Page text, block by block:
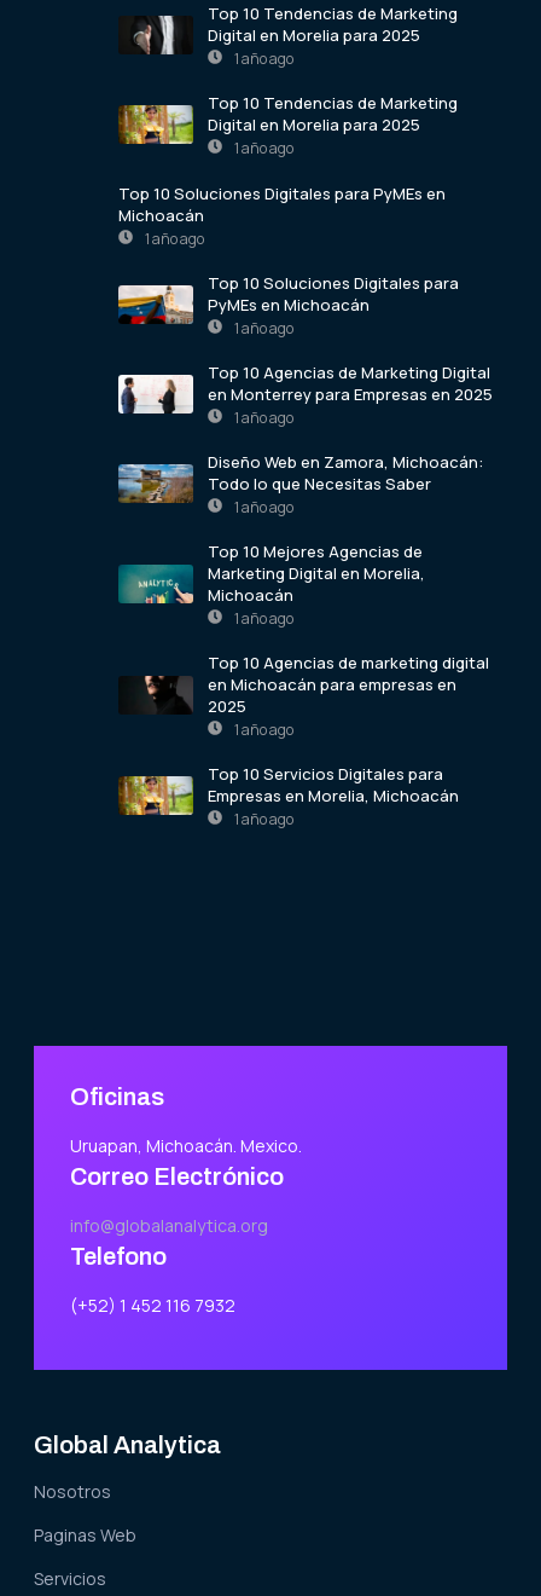
Top 10 Tendencias de Marketing
Digital en Morelia para 2025
1 año ago
Top 10 Tendencias de Marketing
Digital en Morelia para 2025
1 año ago
Top 10 Soluciones Digitales para PyMEs en
Michoacán
1 año ago
Top 10 Soluciones Digitales para
PyMEs en Michoacán
1 año ago
Top 10 Agencias de Marketing Digital
en Monterrey para Empresas en 2025
1 año ago
Diseño Web en Zamora, Michoacán:
Todo lo que Necesitas Saber
1 año ago
Top 10 Mejores Agencias de
Marketing Digital en Morelia,
Michoacán
1 año ago
Top 10 Agencias de marketing digital
en Michoacán para empresas en
2025
1 año ago
Top 10 Servicios Digitales para
Empresas en Morelia, Michoacán
1 año ago
Oficinas
Uruapan, Michoacán. Mexico.
Correo Electrónico
info@globalanalytica.org
Telefono
(+52) 1 452 116 7932
Global Analytica
Nosotros
Paginas Web
Servicios